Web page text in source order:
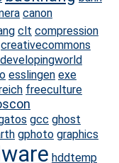
canon
clt compression
creativecommons
developingworld
esslingen exe
freeculture
gcc ghost
gphoto graphics
hddtemp